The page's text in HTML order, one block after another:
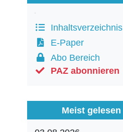
Inhaltsverzeichnis
E-Paper
Abo Bereich
PAZ abonnieren
Meist gelesen